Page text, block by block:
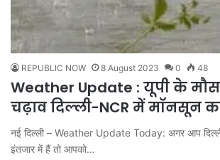
REPUBLIC NOW 8 August 2023 0 48
Weather Update : यूपी के
चढ़ाव दिल्ली-NCR में मॉनसून
नई दिल्ली – Weather Update Today: अगर आप
इंतजार में हैं तो आपको…